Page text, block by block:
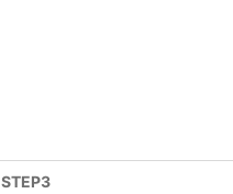
STEP3